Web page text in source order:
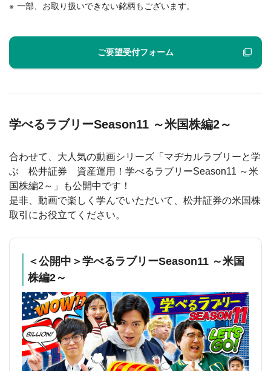
一部、お取り扱いできない銘柄もございます。
ご要望受付フォーム
学べるラブリーSeason11 ～米国株編2～
合わせて、大人気の動画シリーズ「マヂカルラブリーと学
ぶ 松井証券 資産運用！学べるラブリーSeason11 ～米
国株編2～」も公開中です！
是非、動画で楽しく学んでいただいて、松井証券の米国株
取引にお役立てください。
＜公開中＞学べるラブリーSeason11 ～米国
株編2～